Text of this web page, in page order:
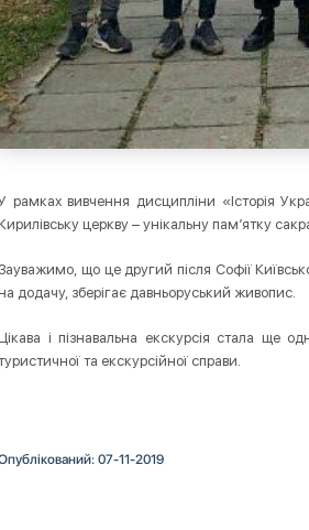
рамках вивчення дисципліни «Історія
церкву – унікальну пам’ятку
Зауважимо, що це другий після Софії
додачу, зберігає давньоруський живопис.
і пізнавальна екскурсія стала ще
та екскурсійної справи.
07-11-2019